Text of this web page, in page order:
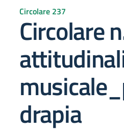
Circolare 237
Circolare
drapia